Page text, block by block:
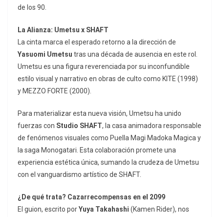
de los 90.
La Alianza: Umetsu x SHAFT
La cinta marca el esperado retorno a la dirección de
Yasuomi Umetsu tras una década de ausencia en este rol.
Umetsu es una figura reverenciada por su inconfundible
estilo visual y narrativo en obras de culto como KITE (1998)
y MEZZO FORTE (2000).
Para materializar esta nueva visión, Umetsu ha unido
fuerzas con Studio SHAFT, la casa animadora responsable
de fenómenos visuales como Puella Magi Madoka Magica y
la saga Monogatari . Esta colaboración promete una
experiencia estética única, sumando la crudeza de Umetsu
con el vanguardismo artístico de SHAFT.
¿De qué trata? Cazarrecompensas en el 2099
El guion, escrito porYuya Takahashi (Kamen Rider), nos